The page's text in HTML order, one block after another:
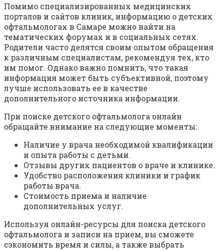
Помимо специализированных медицинских
порталов и сайтов клиник, информацию о детских
офтальмологах в Самаре можно найти на
тематических форумах и в социальных сетях.
Родители часто делятся своим опытом обращения
к различным специалистам, рекомендуя тех, кто
им помог. Однако важно помнить, что такая
информация может быть субъективной, поэтому
лучше использовать ее в качестве
дополнительного источника информации.
При поиске детского офтальмолога онлайн
обращайте внимание на следующие моменты:
Наличие у врача необходимой квалификации
и опыта работы с детьми.
Отзывы других пациентов о враче и клинике.
Удобство расположения клиники и график
работы врача.
Стоимость приема и наличие
дополнительных услуг.
Используя онлайн-ресурсы для поиска детского
офтальмолога и записи на прием, вы сможете
сэкономить время и силы, а также выбрать